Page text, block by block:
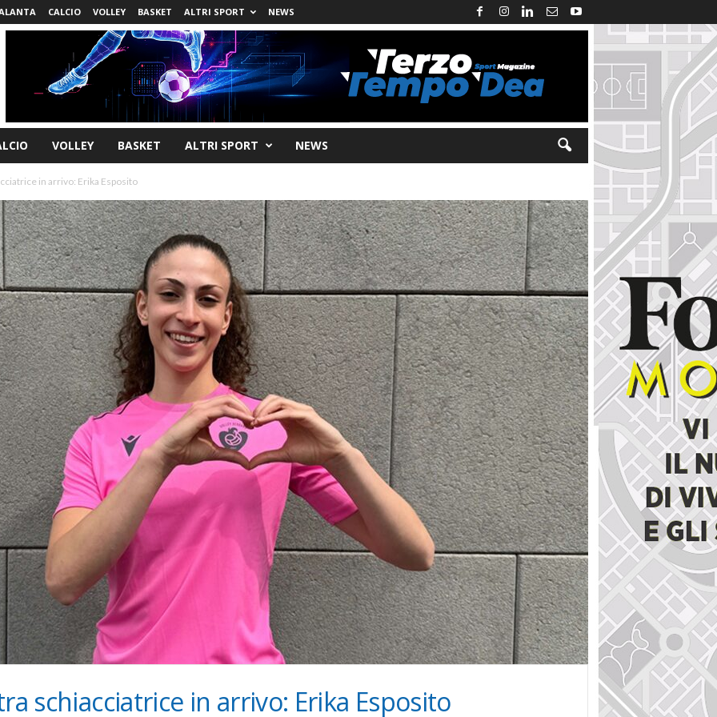
CALCIO VOLLEY BASKET ALTRI SPORT NEWS
VOLLEY BASKET ALTRI SPORT NEWS
in arrivo: Erika Esposito
schiacciatrice in arrivo: Erika Esposito